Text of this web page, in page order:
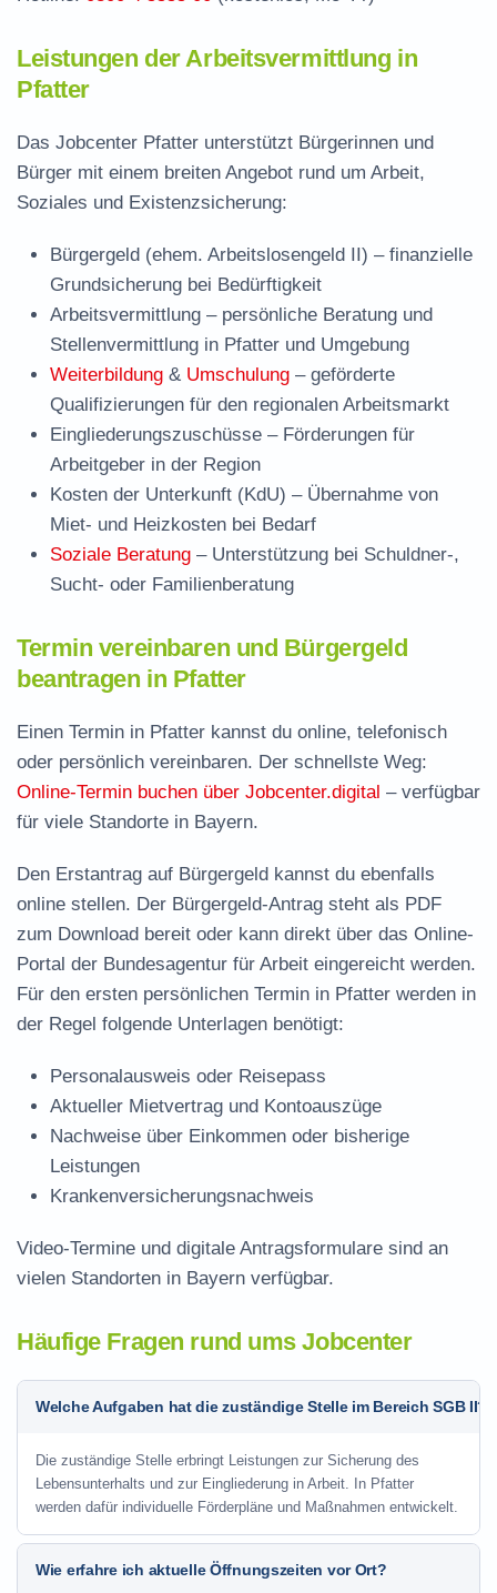
Leistungen der Arbeitsvermittlung in
Pfatter
Das Jobcenter Pfatter unterstützt Bürgerinnen und
Bürger mit einem breiten Angebot rund um Arbeit,
Soziales und Existenzsicherung:
Bürgergeld (ehem. Arbeitslosengeld II) – finanzielle
Grundsicherung bei Bedürftigkeit
Arbeitsvermittlung – persönliche Beratung und
Stellenvermittlung in Pfatter und Umgebung
Weiterbildung & Umschulung – geförderte
Qualifizierungen für den regionalen Arbeitsmarkt
Eingliederungszuschüsse – Förderungen für
Arbeitgeber in der Region
Kosten der Unterkunft (KdU) – Übernahme von
Miet- und Heizkosten bei Bedarf
Soziale Beratung – Unterstützung bei Schuldner-,
Sucht- oder Familienberatung
Termin vereinbaren und Bürgergeld
beantragen in Pfatter
Einen Termin in Pfatter kannst du online, telefonisch
oder persönlich vereinbaren. Der schnellste Weg:
Online-Termin buchen über Jobcenter.digital – verfügbar
für viele Standorte in Bayern.
Den Erstantrag auf Bürgergeld kannst du ebenfalls
online stellen. Der Bürgergeld-Antrag steht als PDF
zum Download bereit oder kann direkt über das Online-
Portal der Bundesagentur für Arbeit eingereicht werden.
Für den ersten persönlichen Termin in Pfatter werden in
der Regel folgende Unterlagen benötigt:
Personalausweis oder Reisepass
Aktueller Mietvertrag und Kontoauszüge
Nachweise über Einkommen oder bisherige
Leistungen
Krankenversicherungsnachweis
Video-Termine und digitale Antragsformulare sind an
vielen Standorten in Bayern verfügbar.
Häufige Fragen rund ums Jobcenter
Welche Aufgaben hat die zuständige Stelle im Bereich SGB II?
Die zuständige Stelle erbringt Leistungen zur Sicherung des
Lebensunterhalts und zur Eingliederung in Arbeit. In Pfatter
werden dafür individuelle Förderpläne und Maßnahmen entwickelt.
Wie erfahre ich aktuelle Öffnungszeiten vor Ort?